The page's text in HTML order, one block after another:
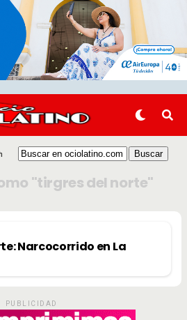
"tirgres del norte"
Narcocorrido en La
PUBLICIDAD